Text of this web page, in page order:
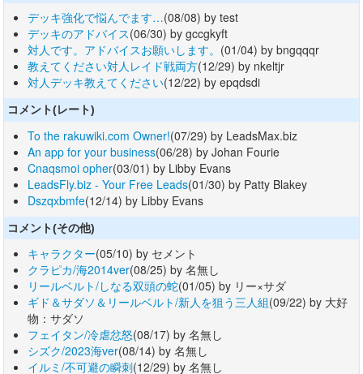
デッキ強化で悩んでます…(08/08) by test
デッキのアドバイス(06/30) by gccgkyft
対人です。アドバイスお願いします。 (01/04) by bngqqqr
教えてください対人レイド戦両方(12/29) by nkeltjr
対人デッキ教えてください(12/22) by epqdsdi
コメント(レート)
To the rakuwiki.com Owner!(07/29) by LeadsMax.biz
An app for your business(06/28) by Johan Fourie
Cnaqsmoi opher(03/01) by Libby Evans
LeadsFly.biz - Your Free Leads(01/30) by Patty Blakey
Dszqxbmfe(12/14) by Libby Evans
コメント(その他)
キャラクター(05/10) by セメント
クラピカ/海2014ver(08/25) by 名無し
リールベルト/しなる双頭の蛇(01/05) by リー×サダ
ギド＆サダソ＆リールベルト/新人を狙う三人組(09/22) by 大好
物：サダソ
フェイタン/冷虐忿怒(08/17) by 名無し
シズク/2023海ver(08/14) by 名無し
イルミ/不可避の瞬刺(12/29) by 名無し